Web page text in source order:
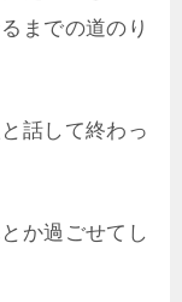
までの道のり
話して終わっ
か過ごせてし